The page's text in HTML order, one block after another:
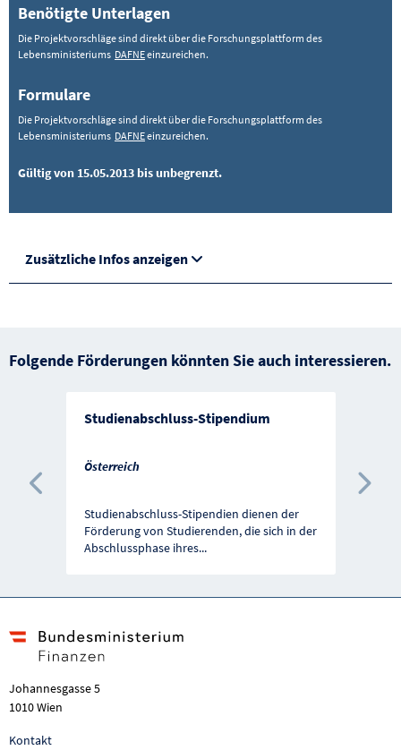
Benötigte Unterlagen
Die Projektvorschläge sind direkt über die Forschungsplattform des
Lebensministeriums DAFNEeinzureichen.
Formulare
Die Projektvorschläge sind direkt über die Forschungsplattform des
Lebensministeriums DAFNEeinzureichen.
Gültig von 15.05.2013 bis unbegrenzt.
Zusätzliche Infos anzeigen
Folgende Förderungen könnten Sie auch interessieren.
Studienabschluss-Stipendium
Österreich
Studienabschluss-Stipendien dienen der
Förderung von Studierenden, die sich in der
Abschlussphase ihres...
Vorherige Förderung
Johannesgasse 5
1010 Wien
Kontakt